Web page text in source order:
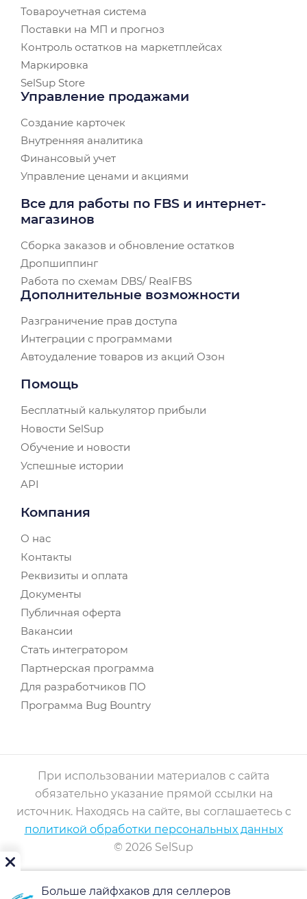
Товароучетная система
Поставки на МП и прогноз
Контроль остатков на маркетплейсах
Маркировка
SelSup Store
Управление продажами
Создание карточек
Внутренняя аналитика
Финансовый учет
Управление ценами и акциями
Все для работы по FBS и интернет-
магазинов
Сборка заказов и обновление остатков
Дропшиппинг
Работа по схемам DBS/ RealFBS
Дополнительные возможности
Разграничение прав доступа
Интеграции с программами
Автоудаление товаров из акций Озон
Помощь
Бесплатный калькулятор прибыли
Новости SelSup
Обучение и новости
Успешные истории
API
Компания
О нас
Контакты
Реквизиты и оплата
Документы
Публичная оферта
Вакансии
Стать интегратором
Партнерская программа
Для разработчиков ПО
Программа Bug Bountry
При использовании материалов с сайта
обязательно указание прямой ссылки на
источник. Находясь на сайте, вы соглашаетесь с
политикой обработки персональных данных
© 2026 SelSup
Больше лайфхаков для селлеров